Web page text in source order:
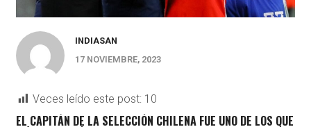
INDIASAN
17 NOVIEMBRE, 2023
Veces leído este post: 10
EL CAPITÁN DE LA SELECCIÓN CHILENA FUE UNO DE LOS QUE